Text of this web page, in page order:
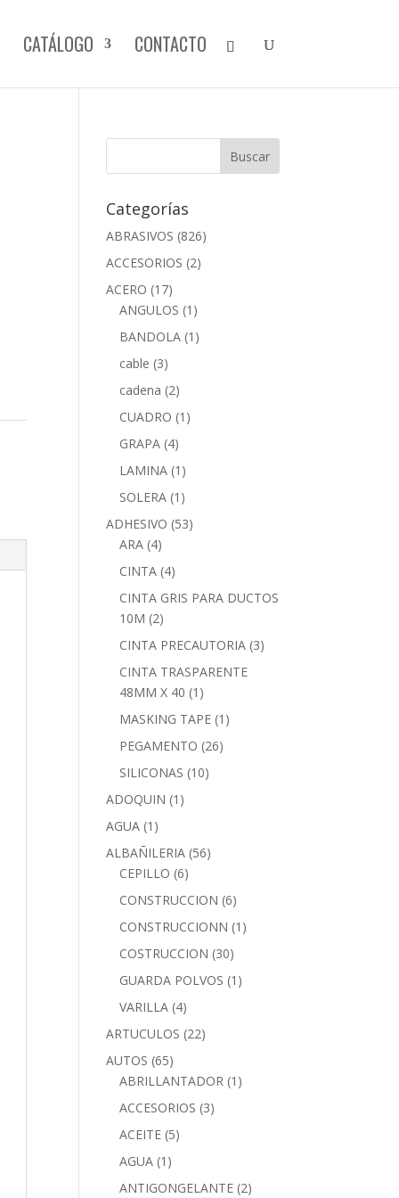
CATÁLOGO CONTACTO
Categorías
ABRASIVOS (826)
ACCESORIOS (2)
ACERO (17)
ANGULOS (1)
BANDOLA (1)
cable (3)
cadena (2)
CUADRO (1)
GRAPA (4)
LAMINA (1)
SOLERA (1)
ADHESIVO (53)
ARA (4)
CINTA (4)
CINTA GRIS PARA DUCTOS
10M (2)
CINTA PRECAUTORIA (3)
CINTA TRASPARENTE
48MM X 40 (1)
MASKING TAPE (1)
PEGAMENTO (26)
SILICONAS (10)
ADOQUIN (1)
AGUA (1)
ALBAÑILERIA (56)
CEPILLO (6)
CONSTRUCCION (6)
CONSTRUCCIONN (1)
COSTRUCCION (30)
GUARDA POLVOS (1)
VARILLA (4)
ARTUCULOS (22)
AUTOS (65)
ABRILLANTADOR (1)
ACCESORIOS (3)
ACEITE (5)
AGUA (1)
ANTIGONGELANTE (2)